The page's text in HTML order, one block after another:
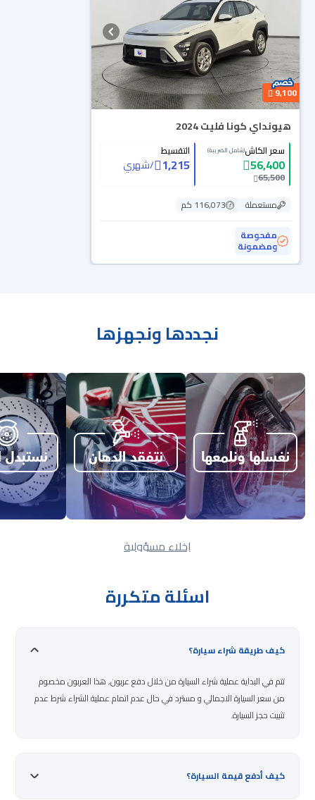
9,100
هيونداي كونا فليت 2024
سعر الكاش(شامل الضريبة)
56,400
65,500
التقسيط
1,215
/شهري
مستعملة
116,073 كم
مفحوصة
ومضمونة
نجددها ونجهزها
إخلاء مسؤولية
اسئلة متكررة
كيف طريقة شراء سيارة؟
تتم في البداية عملية شراء السيارة من خلال دفع عربون, هذا العربون مخصوم
من سعر السيارة الاجمالي و مسترد في حال عدم اتمام عملية الشراء شرط عدم
تثبيت حجز السيارة.
كيف أدفع قيمة السيارة؟